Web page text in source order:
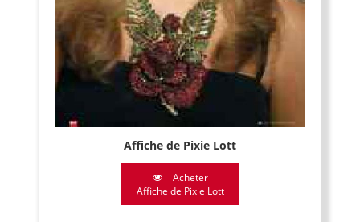
Affiche de Pixie Lott
Acheter
Affiche de Pixie Lott